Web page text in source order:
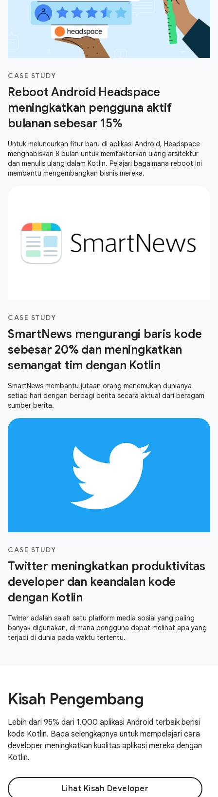
CASE STUDY
Reboot Android Headspace
meningkatkan pengguna aktif
bulanan sebesar 15%
Untuk meluncurkan fitur baru di aplikasi Android, Headspace
menghabiskan 8 bulan untuk memfaktorkan ulang arsitektur
dan menulis ulang dalam Kotlin. Pelajari bagaimana reboot ini
membantu mengembangkan bisnis mereka.
CASE STUDY
SmartNews mengurangi baris kode
sebesar 20% dan meningkatkan
semangat tim dengan Kotlin
SmartNews membantu jutaan orang menemukan dunianya
setiap hari dengan berbagi berita secara aktual dari beragam
sumber berita.
CASE STUDY
Twitter meningkatkan produktivitas
developer dan keandalan kode
dengan Kotlin
Twitter adalah salah satu platform media sosial yang paling
banyak digunakan, di mana pengguna dapat melihat apa yang
terjadi di dunia pada waktu tertentu.
Kisah Pengembang
Lebih dari 95% dari 1.000 aplikasi Android terbaik berisi
kode Kotlin. Baca selengkapnya untuk mempelajari cara
developer meningkatkan kualitas aplikasi mereka dengan
Kotlin.
Lihat Kisah Developer